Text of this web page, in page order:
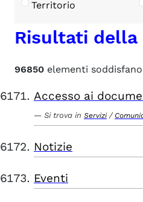
Territorio
Risultati della
96850 elementi
Accesso ai
Si trova in Servizi /
Notizie
Eventi